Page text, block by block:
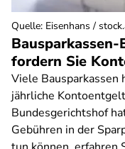
fordern Sie
Viele Bausparkassen
jährliche
Bundesgerichtshof
Gebühren in der
Quelle: Eisenhans /